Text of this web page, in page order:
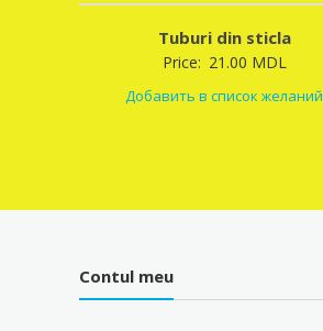
Tuburi din sticla
Price: 21.00 MDL
Добавить в список желаний
Contul meu